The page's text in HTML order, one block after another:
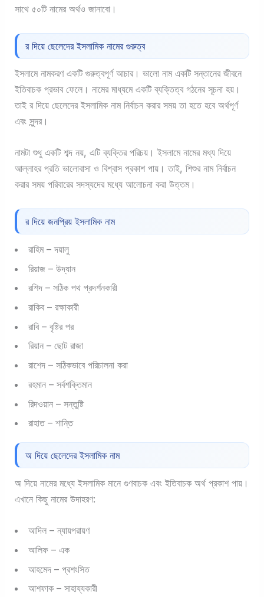
সাথে ৫০টি নামের অর্থও জানাবো।
র দিয়ে ছেলেদের ইসলামিক নামের গুরুত্ব
ইসলামে নামকরণ একটি গুরুত্বপূর্ণ আচার। ভালো নাম একটি সন্তানের জীবনে
ইতিবাচক প্রভাব ফেলে। নামের মাধ্যমে একটি ব্যক্তিত্ব গঠনের সূচনা হয়।
তাই র দিয়ে ছেলেদের ইসলামিক নাম নির্বাচন করার সময় তা হতে হবে অর্থপূর্ণ
এবং সুন্দর।
নামটা শুধু একটি শব্দ নয়, এটি ব্যক্তির পরিচয়। ইসলামে নামের মধ্য দিয়ে
আল্লাহর প্রতি ভালোবাসা ও বিশ্বাস প্রকাশ পায়। তাই, শিশুর নাম নির্বাচন
করার সময় পরিবারের সদস্যদের মধ্যে আলোচনা করা উত্তম।
র দিয়ে জনপ্রিয় ইসলামিক নাম
রাহিম – দয়ালু
রিয়াজ – উদ্যান
রশিদ – সঠিক পথ প্রদর্শনকারী
রাকিব – রক্ষাকারী
রাবি – বৃষ্টির পর
রিয়ান – ছোট রাজা
রাশেদ – সঠিকভাবে পরিচালনা করা
রহমান – সর্বশক্তিমান
রিদওয়ান – সন্তুষ্টি
রাহাত – শান্তি
অ দিয়ে ছেলেদের ইসলামিক নাম
অ দিয়ে নামের মধ্যে ইসলামিক মানে গুণবাচক এবং ইতিবাচক অর্থ প্রকাশ পায়।
এখানে কিছু নামের উদাহরণ:
আদিল – ন্যায়পরায়ণ
আলিফ – এক
আহমেদ – প্রশংসিত
আশফাক – সাহায্যকারী